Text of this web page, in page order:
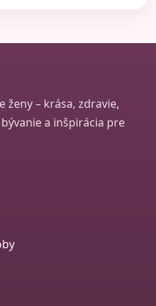
– krása, zdravie,
a inšpirácia pre